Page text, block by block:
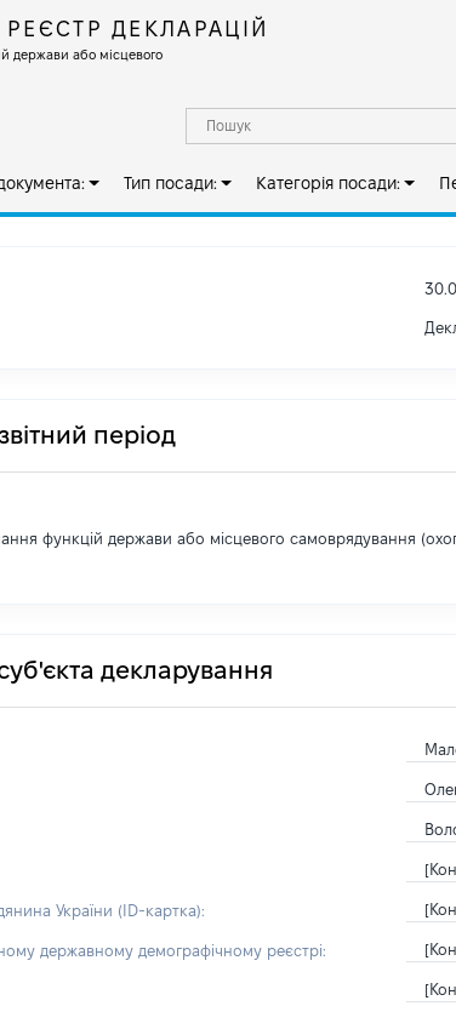
ДЕКЛАРАЦІЙ
держави або місцевого
Тип посади: Категорія посади:
період
функцій держави або місцевого самоврядування
декларування
України (ID-картка):
державному демографічному реєстрі: